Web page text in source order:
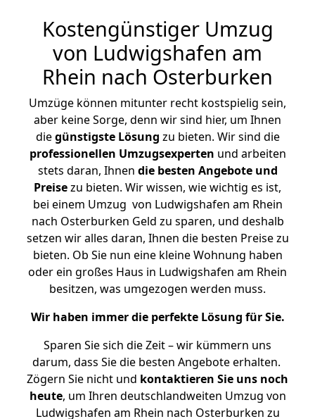
Kostengünstiger Umzug
von Ludwigshafen am
Rhein nach Osterburken
Umzüge können mitunter recht kostspielig sein,
aber keine Sorge, denn wir sind hier, um Ihnen
diegünstigste Lösung zu bieten. Wir sind die
professionellen Umzugsexperten und arbeiten
stets daran, Ihnen die besten Angebote und
Preisezu bieten. Wir wissen, wie wichtig es ist,
bei einem Umzug von Ludwigshafen am Rhein
nach Osterburken Geld zu sparen, und deshalb
setzen wir alles daran, Ihnen die besten Preise zu
bieten. Ob Sie nun eine kleine Wohnung haben
oder ein großes Haus in Ludwigshafen am Rhein
besitzen, was umgezogen werden muss.
Wir haben immer die perfekte Lösung für Sie.
Sparen Sie sich die Zeit – wir kümmern uns
darum, dass Sie die besten Angebote erhalten.
Zögern Sie nicht und kontaktieren Sie uns noch
heute, um Ihren deutschlandweiten Umzug von
Ludwigshafen am Rhein nach Osterburken zu